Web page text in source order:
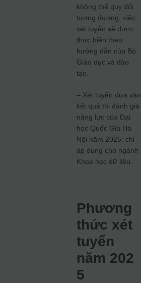
không thể quy đổi
tương đương, việc
xét tuyển sẽ được
thực hiện theo
hướng dẫn của Bộ
Giáo dục và đào
tạo.
– Xét tuyển dựa vào
kết quả thi đánh giá
năng lực của Đại
học Quốc Gia Hà
Nội năm 2025: chỉ
áp dụng cho ngành
Khoa học dữ liệu.
Phương
thức xét
tuyển
năm 202
5